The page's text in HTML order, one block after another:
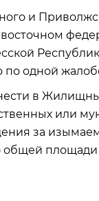
и
по одной
в
или
за
общей